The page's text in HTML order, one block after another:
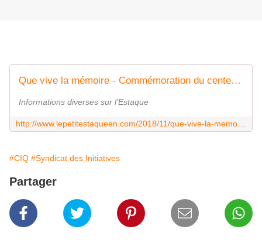
Que vive la mémoire - Commémoration du centenaire de l'Armistice - Le petit Estaquéen
Informations diverses sur l'Estaque
#CIQ #Syndicat des Initiatives
Partager